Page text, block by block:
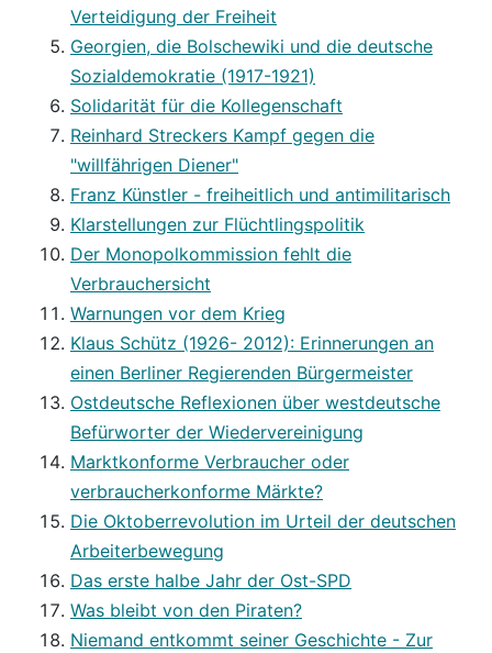
Verteidigung der Freiheit
Georgien, die Bolschewiki und die deutsche
Sozialdemokratie (1917-1921)
Solidarität für die Kollegenschaft
Reinhard Streckers Kampf gegen die
"willfährigen Diener"
Franz Künstler - freiheitlich und antimilitarisch
Klarstellungen zur Flüchtlingspolitik
Der Monopolkommission fehlt die
Verbrauchersicht
Warnungen vor dem Krieg
Klaus Schütz (1926- 2012): Erinnerungen an
einen Berliner Regierenden Bürgermeister
Ostdeutsche Reflexionen über westdeutsche
Befürworter der Wiedervereinigung
Marktkonforme Verbraucher oder
verbraucherkonforme Märkte?
Die Oktoberrevolution im Urteil der deutschen
Arbeiterbewegung
Das erste halbe Jahr der Ost-SPD
Was bleibt von den Piraten?
Niemand entkommt seiner Geschichte - Zur